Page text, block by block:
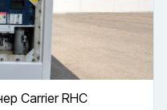
Carrier RHC